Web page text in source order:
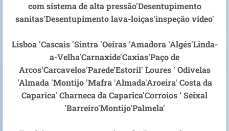
com sistema de alta pressão'Desentupimento
sanitas'Desentupimento lava-loiças'inspeção vídeo'
Lisboa 'Cascais 'Sintra 'Oeiras 'Amadora 'Algés'Linda-
a-Velha'Carnaxide'Caxias'Paço de
Arcos'Carcavelos'Parede'Estoril' Loures ' Odivelas
'Almada 'Montijo 'Mafra 'Almada'Aroeira' Costa da
Caparica' Charneca da Caparica'Corroios ' Seixal
'Barreiro'Montijo'Palmela'